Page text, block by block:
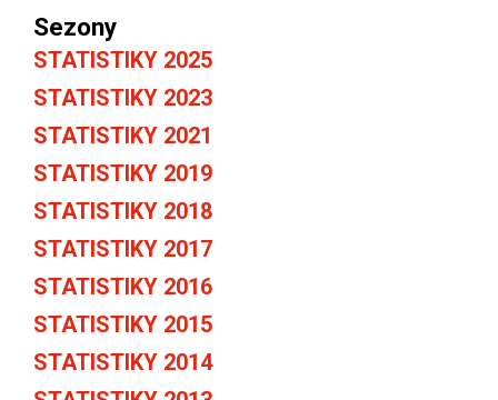
Sezony
STATISTIKY 2025
STATISTIKY 2023
STATISTIKY 2021
STATISTIKY 2019
STATISTIKY 2018
STATISTIKY 2017
STATISTIKY 2016
STATISTIKY 2015
STATISTIKY 2014